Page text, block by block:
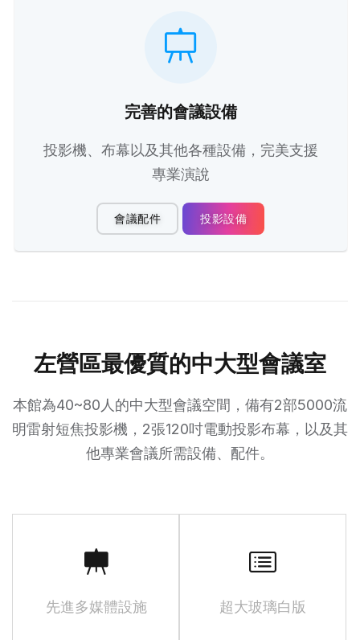
完善的會議設備
投影機、布幕以及其他各種設備，完美支援
專業演說
會議配件 投影設備
左營區最優質的中大型會議室
本館為40~80人的中大型會議空間，備有2部5000流
明雷射短焦投影機，2張120吋電動投影布幕，以及其
他專業會議所需設備、配件。
先進多媒體設施 超大玻璃白版